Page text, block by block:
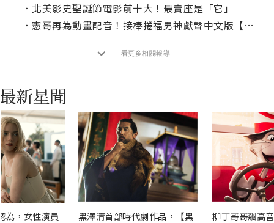
． 北美影史聖誕節電影前十大！最賣座是「它」
． 憲哥再為動畫配音！接棒捲福男神獻聲中文版【鬼靈精】
看更多相關報導
為，女性演員
黑澤清首部時代劇作品，【黑
柳丁哥哥飆高